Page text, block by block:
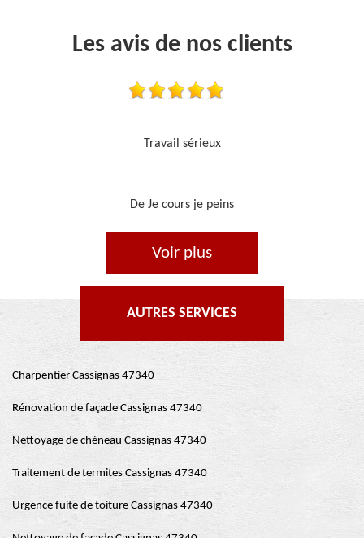
Les avis de nos clients
Je recommande, top !!
De Ornella
Voir plus
AUTRES SERVICES
Charpentier Cassignas 47340
Rénovation de façade Cassignas 47340
Nettoyage de chéneau Cassignas 47340
Traitement de termites Cassignas 47340
Urgence fuite de toiture Cassignas 47340